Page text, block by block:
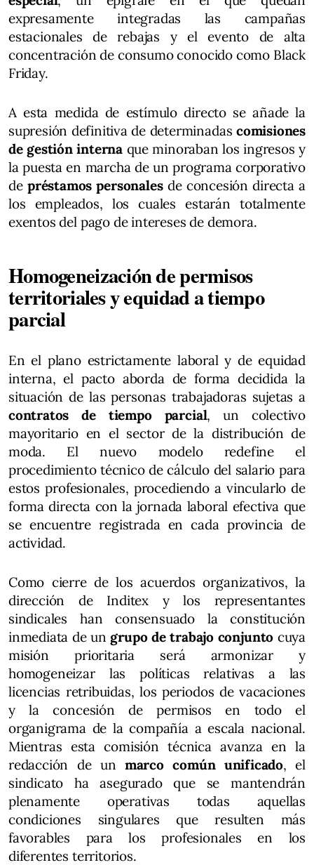
expresamente integradas las campañas
estacionales de rebajas y el evento de alta
concentración de consumo conocido como Black
Friday.
A esta medida de estímulo directo se añade la
supresión definitiva de determinadas comisiones
de gestión interna que minoraban los ingresos y
la puesta en marcha de un programa corporativo
de préstamos personales de concesión directa a
los empleados, los cuales estarán totalmente
exentos del pago de intereses de demora.
Homogeneización de permisos
territoriales y equidad a tiempo
parcial
En el plano estrictamente laboral y de equidad
interna, el pacto aborda de forma decidida la
situación de las personas trabajadoras sujetas a
contratos de tiempo parcial, un colectivo
mayoritario en el sector de la distribución de
moda. El nuevo modelo redefine el
procedimiento técnico de cálculo del salario para
estos profesionales, procediendo a vincularlo de
forma directa con la jornada laboral efectiva que
se encuentre registrada en cada provincia de
actividad.
Como cierre de los acuerdos organizativos, la
dirección de Inditex y los representantes
sindicales han consensuado la constitución
inmediata de un grupo de trabajo conjunto cuya
misión prioritaria será armonizar y
homogeneizar las políticas relativas a las
licencias retribuidas, los periodos de vacaciones
y la concesión de permisos en todo el
organigrama de la compañía a escala nacional.
Mientras esta comisión técnica avanza en la
redacción de un marco común unificado, el
sindicato ha asegurado que se mantendrán
plenamente operativas todas aquellas
condiciones singulares que resulten más
favorables para los profesionales en los
diferentes territorios.